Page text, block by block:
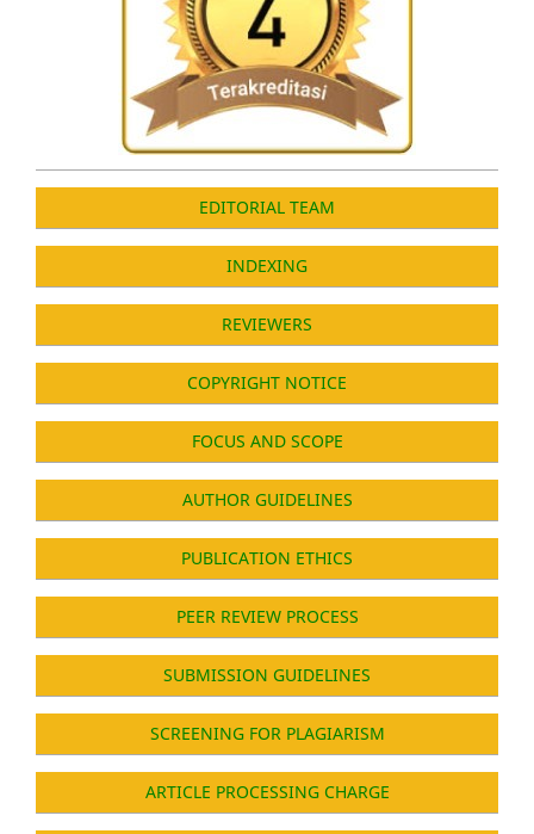
EDITORIAL TEAM
INDEXING
REVIEWERS
COPYRIGHT NOTICE
FOCUS AND SCOPE
AUTHOR GUIDELINES
PUBLICATION ETHICS
PEER REVIEW PROCESS
SUBMISSION GUIDELINES
SCREENING FOR PLAGIARISM
ARTICLE PROCESSING CHARGE